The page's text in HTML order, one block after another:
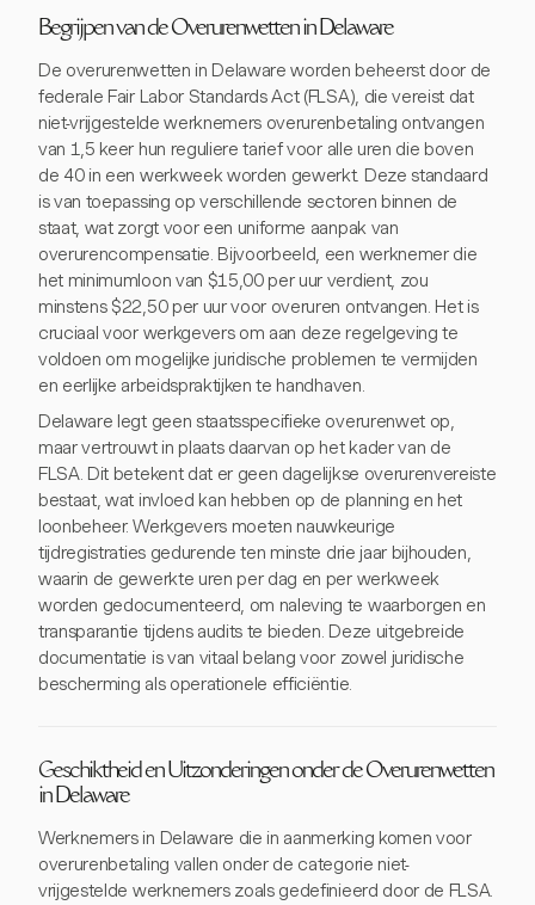
Begrijpen van de Overurenwetten in Delaware
De overurenwetten in Delaware worden beheerst door de
federale Fair Labor Standards Act (FLSA), die vereist dat
niet-vrijgestelde werknemers overurenbetaling ontvangen
van 1,5 keer hun reguliere tarief voor alle uren die boven
de 40 in een werkweek worden gewerkt. Deze standaard
is van toepassing op verschillende sectoren binnen de
staat, wat zorgt voor een uniforme aanpak van
overurencompensatie. Bijvoorbeeld, een werknemer die
het minimumloon van $15,00 per uur verdient, zou
minstens $22,50 per uur voor overuren ontvangen. Het is
cruciaal voor werkgevers om aan deze regelgeving te
voldoen om mogelijke juridische problemen te vermijden
en eerlijke arbeidspraktijken te handhaven.
Delaware legt geen staatsspecifieke overurenwet op,
maar vertrouwt in plaats daarvan op het kader van de
FLSA. Dit betekent dat er geen dagelijkse overurenvereiste
bestaat, wat invloed kan hebben op de planning en het
loonbeheer. Werkgevers moeten nauwkeurige
tijdregistraties gedurende ten minste drie jaar bijhouden,
waarin de gewerkte uren per dag en per werkweek
worden gedocumenteerd, om naleving te waarborgen en
transparantie tijdens audits te bieden. Deze uitgebreide
documentatie is van vitaal belang voor zowel juridische
bescherming als operationele efficiëntie.
Geschiktheid en Uitzonderingen onder de Overurenwetten
in Delaware
Werknemers in Delaware die in aanmerking komen voor
overurenbetaling vallen onder de categorie niet-
vrijgestelde werknemers zoals gedefinieerd door de FLSA.